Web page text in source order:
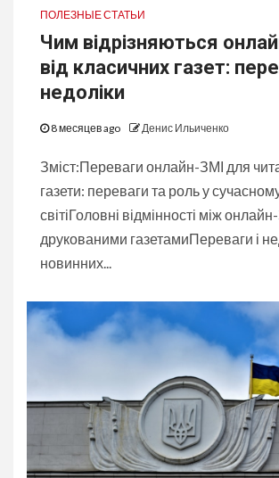
ПОЛЕЗНЫЕ СТАТЬИ
Чим відрізняються
від класичних газет:
недоліки
8 месяцев ago Денис Ильиченко
Зміст:Переваги онлайн-ЗМІ для
газети: переваги та роль у
світіГоловні відмінності між
друкованими газетамиПереваги і
новинних...